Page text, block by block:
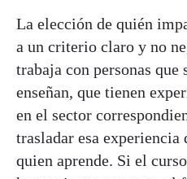
La elección de quién
a un criterio claro y no
trabaja con personas que
enseñan, que tienen
en el sector
trasladar esa
quien aprende. Si el